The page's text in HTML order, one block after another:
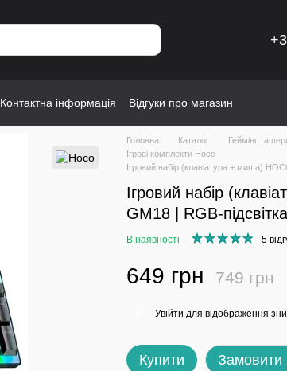
Контактна інформація Відгуки про магазин
Головна Каталог Геймінг та
Ігрові комплекти Hoco
Ігровий набір (клавіатура + миша)
Ігровий набір
GM18 | RGB-
В наявності 5
649 грн 749 грн
Увійти для відображення
Купити Замовити